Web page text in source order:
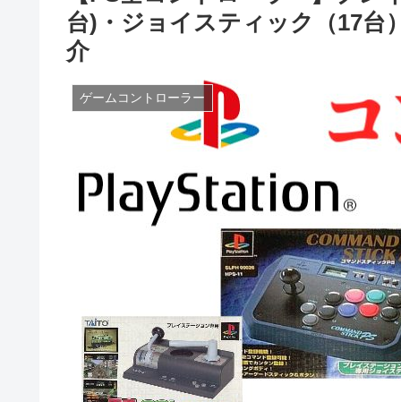
台)・ジョイスティック（17台
介
ゲームコントローラー